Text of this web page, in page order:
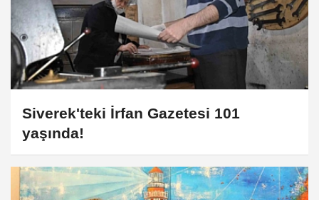
Siverek'teki İrfan Gazetesi 101
yaşında!